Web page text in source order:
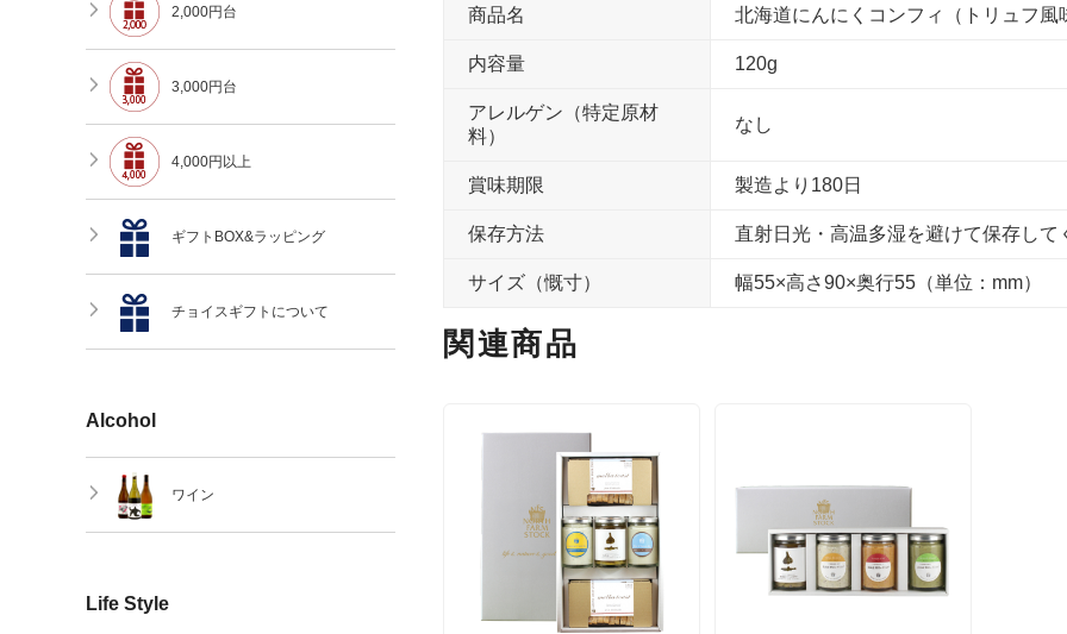
商品名 北海道にんにくコンフィ（トリュフ風
内容量 120g
アレルゲン（特定原材
料）
なし
賞味期限 製造より180日
保存方法 直射日光・高温多湿を避けて保存して
サイズ（慨寸） 幅55×高さ90×奥行55（単位：mm）
関連商品
2,000円台
3,000円台
4,000円以上
ギフトBOX&ラッピング
チョイスギフトについて
Alcohol
ワイン
Life Style